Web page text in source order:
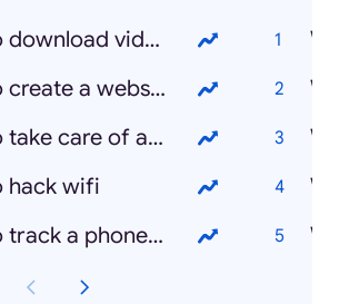
How to download videos from YouTube
How to create a website
How to take care of a phone
hack wifi
How to track a phone number